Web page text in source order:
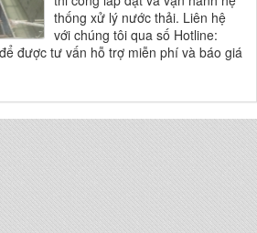
thống xử lý nước thải. Liên hệ
với chúng tôi qua số Hotline:
được tư vấn hỗ trợ miễn phí và báo giá